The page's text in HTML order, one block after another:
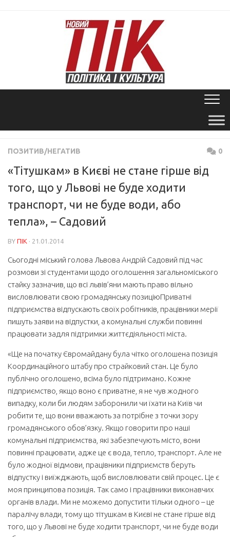
ПОЗИТИВ/НЕГАТИВ 0
«Тітушкам» в Києві не стане гірше від
того, що у Львові не буде ходити
транспорт, чи не буде води, або
тепла», – Садовий
BY ПІК · 21.01.2014
Сьогодні міський голова Львова Андрій Садовий під час
розмови зі студентами щодо оголошення загальноміського
стайку зазначив, що всі львів’яни мають право вільно
висловлювати свою громадянську позиціюПриватні
підприємства відпускають своїх робітників, працівники мерії
пишуть заяви на відпустки, а комунальні служби повинні
працювати задля підтримки життєдіяльності міста.
«Ще на початку Євромайдану була чітко оголошена позиція
Координаційного штабу про страйковий стан. Це було
публічно оголошено, всіма було підтримано. Кожне
підприємство, якщо воно є приватне, я не чув жодного
випадку, коли би людям заборонили чи їхати на Київ чи
робити те, що вони вважають за потрібне з точки зору
громадянського обов’язку. Якщо говорити про наші
комунальні підприємства, які забезпечують місто, вони
повинні працювати, адже це є вода, тепло, транспорт. Але не
було жодної відмови, працівники підприємств беруть
відпустку і виїжджають, щоб висловлювати свій процес. Це є
моя принципова позиція. Так само і працівники виконавчих
органів влади. Ми не можемо допустити тільки одного – це
паралічу влади, тому що тітушкам в Києві не стане гірше від
того, що у Львові не буде ходити транспорт, чи не буде води